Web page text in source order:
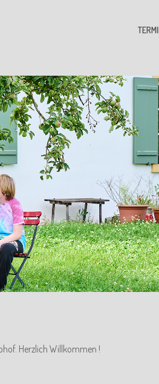
Herzlich Willkommen !